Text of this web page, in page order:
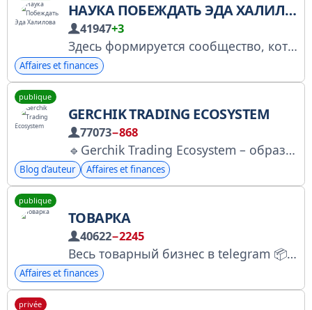
НАУКА ПОБЕЖДАТЬ ЭДА ХАЛИЛОВА
41947+3
Здесь формируется сообщество, которое знает, как обезопасить себя и свою семью💪🏼 Что делать в чрезвычайных ситуациях и как помочь людям, попавшим в беду? Как преодолеть свои страхи и быть эффективным? ЗДЕСЬ ОЧЕНЬ МНОГО ПОЛЬЗЫ🔥 № 4853373173
Affaires et finances
publique
GERCHIK TRADING ECOSYSTEM
77073−868
🔹Gerchik Trading Ecosystem – образовательная платформа для развития в трейдинге. ✔️ 25 000+ выпускников ✔️ Основатель — Александр Герчик, самый безопасный трейдер (рейтинг Mojo Wall Street Warriors)
Blog d’auteur Affaires et finances
publique
ТОВАРКА
40622−2245
Весь товарный бизнес в telegram 📦 Прайс: https://t.me/pricetovarochka1 По всем вопросам писать: @Alex97nov
Affaires et finances
privée